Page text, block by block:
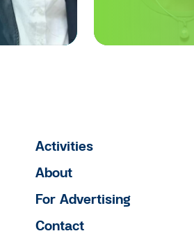
Activities
About
For Advertising
Contact